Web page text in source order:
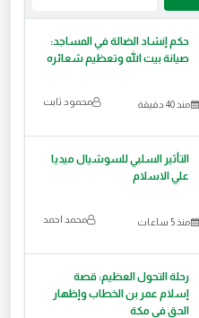
حكم إنشاد الضالة في المساجد:
صيانة بيت الله وتعظيم شعائره
منذ 40 دقيقة محمود ثابت
التأثير السلبي للسوشيال ميديا
علي الاسلام
منذ 5 ساعات محمد احمد
رحلة التحول العظيم: قصة
إسلام عمر بن الخطاب وإظهار
الحق في مكة